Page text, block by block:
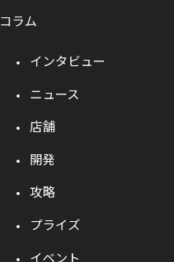
コラム
インタビュー
ニュース
店舗
開発
攻略
プライズ
イベント